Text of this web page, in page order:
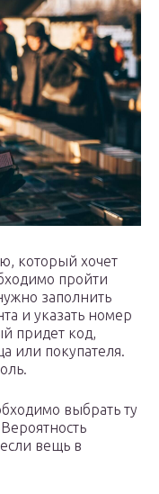
который хочет
пройти
заполнить
и указать номер
придет код,
или покупателя.
выбрать ту
вещь в